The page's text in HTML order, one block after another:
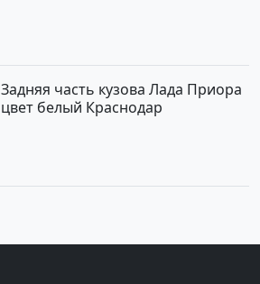
Задняя часть кузова Лада Приора
цвет белый Краснодар